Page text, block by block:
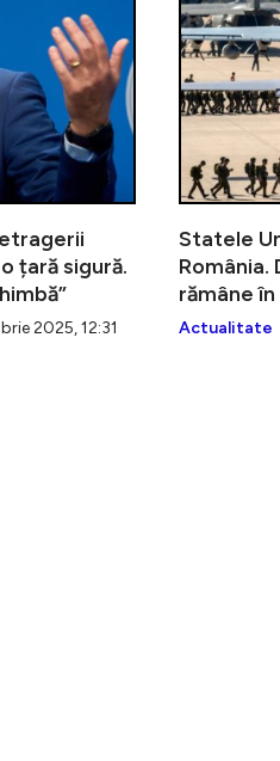
țară sigură.
2025, 12:31
Statele
România.
rămâne
Actualitate